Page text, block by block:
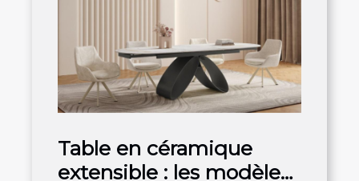
Table en céramique
extensible : les modèles